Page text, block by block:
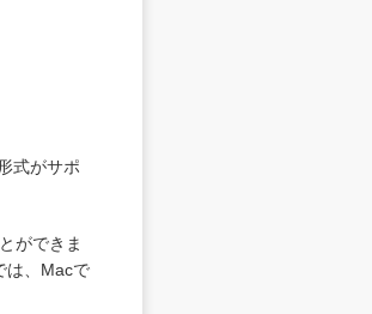
式がサポ
ができま
は、Macで